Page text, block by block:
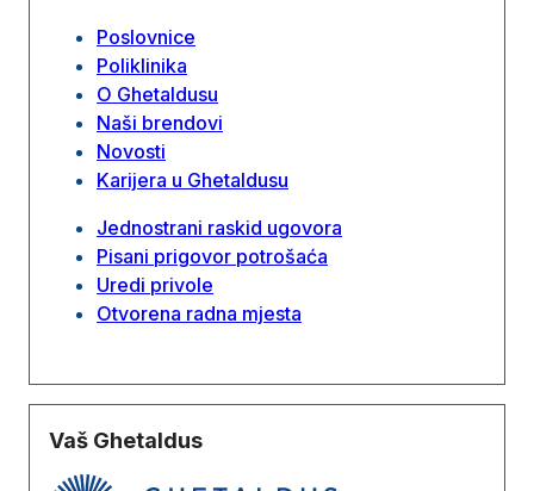
Poslovnice
Poliklinika
O Ghetaldusu
Naši brendovi
Novosti
Karijera u Ghetaldusu
Jednostrani raskid ugovora
Pisani prigovor potrošaća
Uredi privole
Otvorena radna mjesta
Vaš Ghetaldus